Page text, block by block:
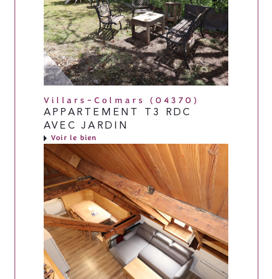
Villars-Colmars (04370)
APPARTEMENT T3 RDC
AVEC JARDIN
Voir le bien